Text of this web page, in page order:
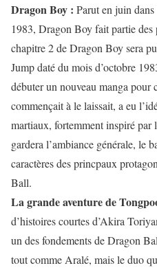
Dragon Boy : Parut en juin
1983, Dragon Boy fait partie
chapitre 2 de Dragon Boy sera
Jump daté du mois d’octobre
débuter un nouveau manga
commençait à le laissait, a eu
martiaux, fortemment inspiré par
gardera l’ambiance générale, le
caractères des princpaux
Ball.
La grande aventure de
d’histoires courtes d’Akira
un des fondements de Dragon
tout comme Aralé, mais le duo